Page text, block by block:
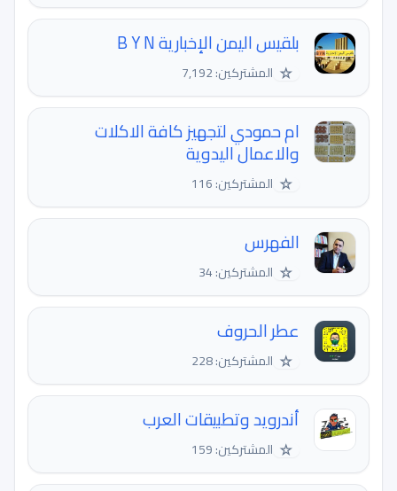
بلقيس اليمن الإخبارية B Y N
☆ المشتركين: 7,192
ام حمودي لتجهيز كافة الاكلات
والاعمال اليدوية
☆ المشتركين: 116
الفهرس
☆ المشتركين: 34
عطر الحروف
☆ المشتركين: 228
أندرويد وتطبيقات العرب
☆ المشتركين: 159